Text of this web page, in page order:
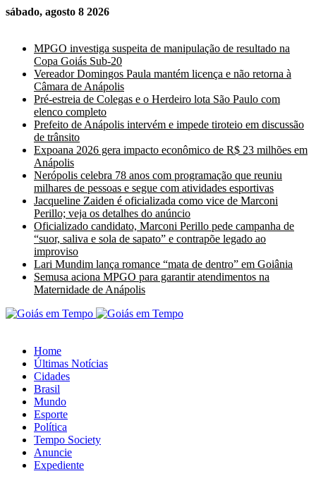
sábado, agosto 8 2026
MPGO investiga suspeita de manipulação de resultado na
Copa Goiás Sub-20
Vereador Domingos Paula mantém licença e não retorna à
Câmara de Anápolis
Pré-estreia de Colegas e o Herdeiro lota São Paulo com
elenco completo
Prefeito de Anápolis intervém e impede tiroteio em discussão
de trânsito
Expoana 2026 gera impacto econômico de R$ 23 milhões em
Anápolis
Nerópolis celebra 78 anos com programação que reuniu
milhares de pessoas e segue com atividades esportivas
Jacqueline Zaiden é oficializada como vice de Marconi
Perillo; veja os detalhes do anúncio
Oficializado candidato, Marconi Perillo pede campanha de
“suor, saliva e sola de sapato” e contrapõe legado ao
improviso
Lari Mundim lança romance “mata de dentro” em Goiânia
Semusa aciona MPGO para garantir atendimentos na
Maternidade de Anápolis
Home
Últimas Notícias
Cidades
Brasil
Mundo
Esporte
Política
Tempo Society
Anuncie
Expediente